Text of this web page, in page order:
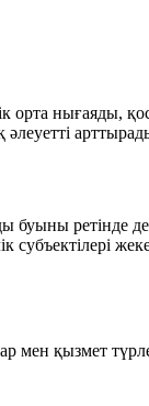
орта
буыны
қызмет